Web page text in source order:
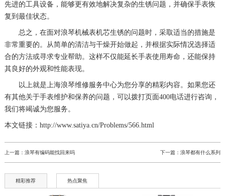
先进的工具设备，能够更有效地解决复杂的生锈问题，并确保手表恢
复到最佳状态。
总之，在面对浪琴机械表机芯生锈的问题时，采取适当的措施是
非常重要的。从简单的清洁与干燥开始做起，并根据实际情况选择适
合的方法或寻求专业帮助。这样不仅能延长手表使用寿命，还能保持
其良好的外观和性能表现。
以上就是上海浪琴维修服务中心为您分享的精彩内容。如果您还
有其他关于手表维护和保养的问题，可以拨打页面400电话进行咨询，
我们将竭诚为您服务。
本文链接：http://www.satiya.cn/Problems/566.html
上一篇： 浪琴有编码能找回来吗 下一篇：浪琴都有什么系列
精彩推荐 热点聚焦